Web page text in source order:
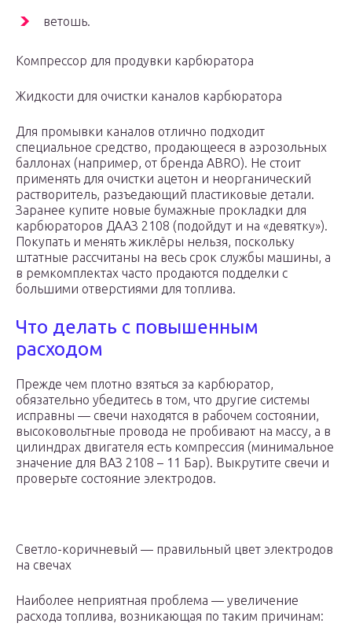
ветошь.
Компрессор для продувки карбюратора
Жидкости для очистки каналов карбюратора
Для промывки каналов отлично подходит
специальное средство, продающееся в аэрозольных
баллонах (например, от бренда ABRO). Не стоит
применять для очистки ацетон и неорганический
растворитель, разъедающий пластиковые детали.
Заранее купите новые бумажные прокладки для
карбюраторов ДААЗ 2108 (подойдут и на «девятку»).
Покупать и менять жиклёры нельзя, поскольку
штатные рассчитаны на весь срок службы машины, а
в ремкомплектах часто продаются подделки с
большими отверстиями для топлива.
Что делать с повышенным
расходом
Прежде чем плотно взяться за карбюратор,
обязательно убедитесь в том, что другие системы
исправны — свечи находятся в рабочем состоянии,
высоковольтные провода не пробивают на массу, а в
цилиндрах двигателя есть компрессия (минимальное
значение для ВАЗ 2108 – 11 Бар). Выкрутите свечи и
проверьте состояние электродов.
Светло-коричневый — правильный цвет электродов
на свечах
Наиболее неприятная проблема — увеличение
расхода топлива, возникающая по таким причинам: